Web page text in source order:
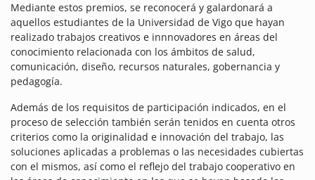
Mediante estos premios, se reconocerá y galardonará a
aquellos estudiantes de la Universidad de Vigo que hayan
realizado trabajos creativos e innnovadores en áreas del
conocimiento relacionada con los ámbitos de salud,
comunicación, diseño, recursos naturales, gobernancia y
pedagogía.
Además de los requisitos de participación indicados, en el
proceso de selección también serán tenidos en cuenta otros
criterios como la originalidad e innovación del trabajo, las
soluciones aplicadas a problemas o las necesidades cubiertas
con el mismos, así como el reflejo del trabajo cooperativo en